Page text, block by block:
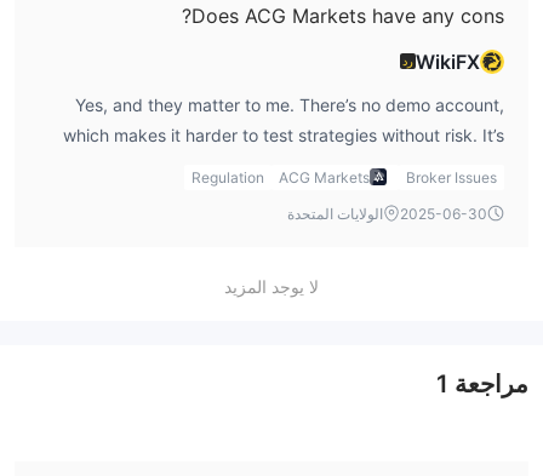
Does ACG Markets have any cons?
WikiFXرد
Yes, and they matter to me. There’s no demo account,
which makes it harder to test strategies without risk. It’s
also offshore regulated, which I consider riskier, and there
USA and Canada.
Broker Issues
ACG Markets
Regulation
2025-06-30
الولايات المتحدة
لا يوجد المزيد
مراجعة